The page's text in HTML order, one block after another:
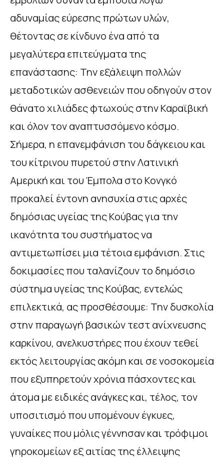
αδυναμίας εύρεσης πρώτων υλών,
θέτοντας σε κίνδυνο ένα από τα
μεγαλύτερα επιτεύγματα της
επανάστασης: Την εξάλειψη πολλών
μεταδοτικών ασθενειών που οδηγούν στον
θάνατο χιλιάδες φτωχούς στην Καραϊβική
και όλον τον αναπτυσσόμενο κόσμο.
Σήμερα, η επανεμφάνιση του δάγκειου και
του κίτρινου πυρετού στην Λατινική
Αμερική και του Έμπολα στο Κονγκό
προκαλεί έντονη ανησυχία στις αρχές
δημόσιας υγείας της Κούβας για την
ικανότητα του συστήματος να
αντιμετωπίσει μια τέτοια εμφάνιση. Στις
δοκιμασίες που ταλανίζουν το δημόσιο
σύστημα υγείας της Κούβας, εντελώς
επιλεκτικά, ας προσθέσουμε: Την δυσκολία
στην παραγωγή βασικών τεστ ανίχνευσης
καρκίνου, ανελκυστήρες που έχουν τεθεί
εκτός λειτουργίας ακόμη και σε νοσοκομεία
που εξυπηρετούν χρόνια πάσχοντες και
άτομα με ειδικές ανάγκες και, τέλος, τον
υποσιτισμό που υπομένουν έγκυες,
γυναίκες που μόλις γέννησαν και τρόφιμοι
γηροκομείων εξ αιτίας της έλλειψης